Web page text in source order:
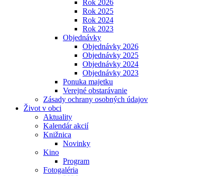
Rok 2026
Rok 2025
Rok 2024
Rok 2023
Objednávky
Objednávky 2026
Objednávky 2025
Objednávky 2024
Objednávky 2023
Ponuka majetku
Verejné obstarávanie
Zásady ochrany osobných údajov
Život v obci
Aktuality
Kalendár akcií
Knižnica
Novinky
Kino
Program
Fotogaléria